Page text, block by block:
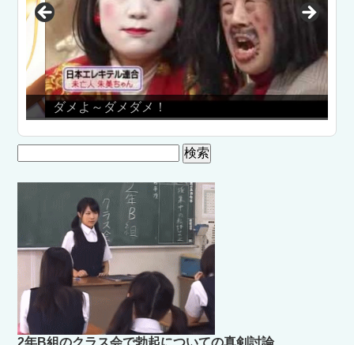
ダメよ～ダメダメ！
索:
2年B組のクラス会で勃起についての真剣討論